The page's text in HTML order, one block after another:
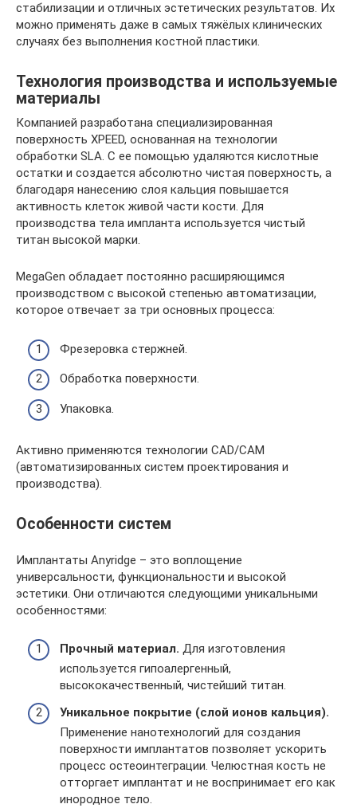
стабилизации и отличных эстетических результатов. Их
можно применять даже в самых тяжёлых клинических
случаях без выполнения костной пластики.
Технология производства и используемые
материалы
Компанией разработана специализированная
поверхность XPEED, основанная на технологии
обработки SLA. С ее помощью удаляются кислотные
остатки и создается абсолютно чистая поверхность, а
благодаря нанесению слоя кальция повышается
активность клеток живой части кости. Для
производства тела импланта используется чистый
титан высокой марки.
MegaGen обладает постоянно расширяющимся
производством с высокой степенью автоматизации,
которое отвечает за три основных процесса:
Фрезеровка стержней.
Обработка поверхности.
Упаковка.
Активно применяются технологии CAD/CAM
(автоматизированных систем проектирования и
производства).
Особенности систем
Имплантаты Anyridge – это воплощение
универсальности, функциональности и высокой
эстетики. Они отличаются следующими уникальными
особенностями:
Прочный материал. Для изготовления
используется гипоалергенный,
высококачественный, чистейший титан.
Уникальное покрытие (слой ионов кальция).
Применение нанотехнологий для создания
поверхности имплантатов позволяет ускорить
процесс остеоинтеграции. Челюстная кость не
отторгает имплантат и не воспринимает его как
инородное тело.